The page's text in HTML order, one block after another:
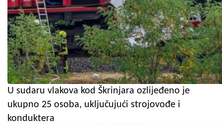
U sudaru vlakova kod Škrinjara ozlijeđeno je
ukupno 25 osoba, uključujući strojovođe i
konduktera